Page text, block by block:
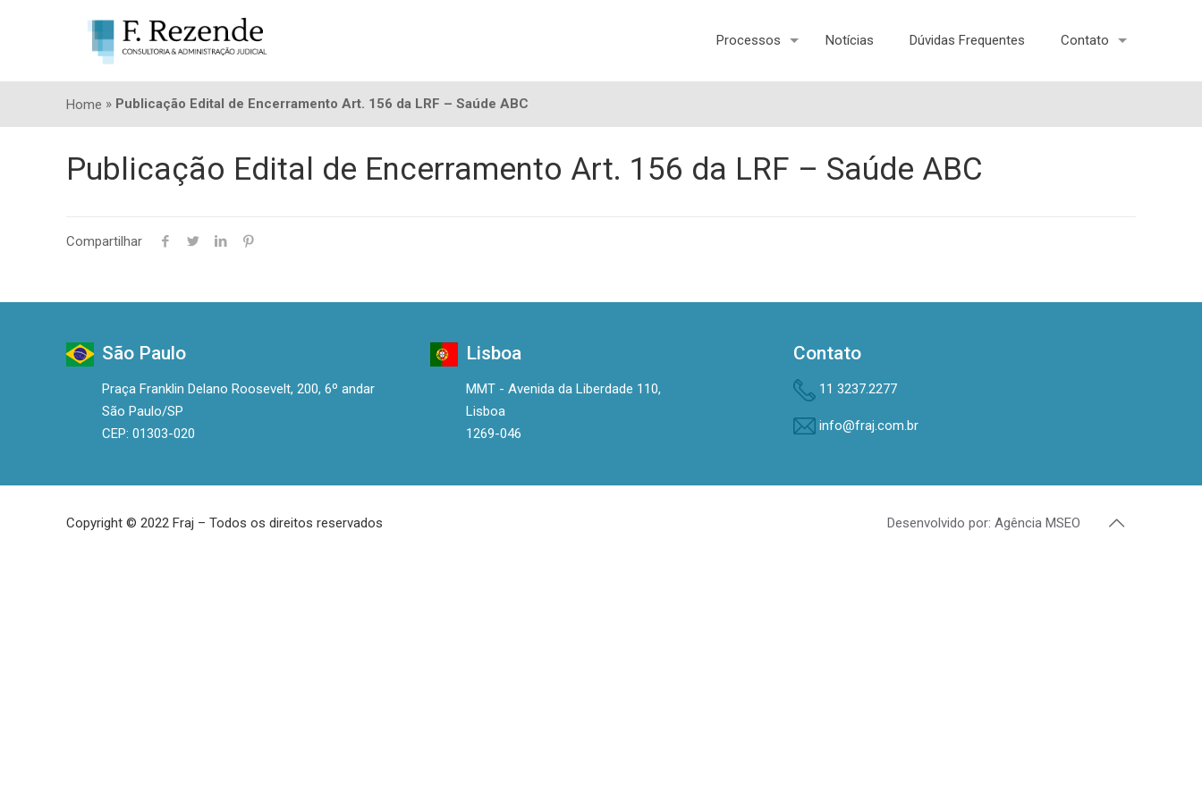
Processos Notícias Dúvidas Frequentes Contato
Home » Publicação Edital de Encerramento Art. 156 da LRF – Saúde ABC
Publicação Edital de Encerramento Art. 156 da LRF – Saúde ABC
Compartilhar
São Paulo
Praça Franklin Delano Roosevelt, 200, 6º andar
São Paulo/SP
CEP: 01303-020
Lisboa
MMT - Avenida da Liberdade 110,
Lisboa
1269-046
Contato
11 3237.2277
info@fraj.com.br
Copyright © 2022 Fraj – Todos os direitos reservados Desenvolvido por: Agência MSEO